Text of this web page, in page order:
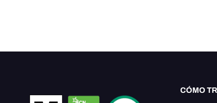
CÓMO